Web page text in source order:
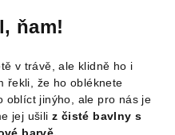
ňam!
v trávě, ale klidně ho i
řekli, že ho obléknete
oblíct jinýho, ale pro nás je
jej ušili z čisté bavlny s